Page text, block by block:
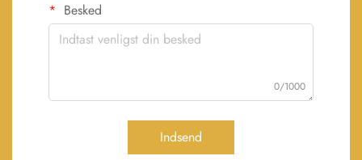
Besked
0/1000
Indsend